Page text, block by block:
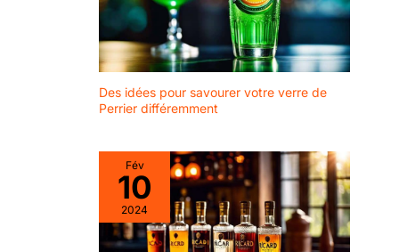
verres sont
parfaitement
ergonomiques et
résistants aux
mécaniques. Ils sont
cocktails, boissons
ou desserts, et
conviennent
parfaitement à une
utilisation dans les
Des idées pour savourer votre verre de
Perrier différemment
Fév
10
2024